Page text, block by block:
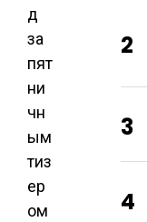
д
за
пят
ни
чн
ым
тиз
ер
ом